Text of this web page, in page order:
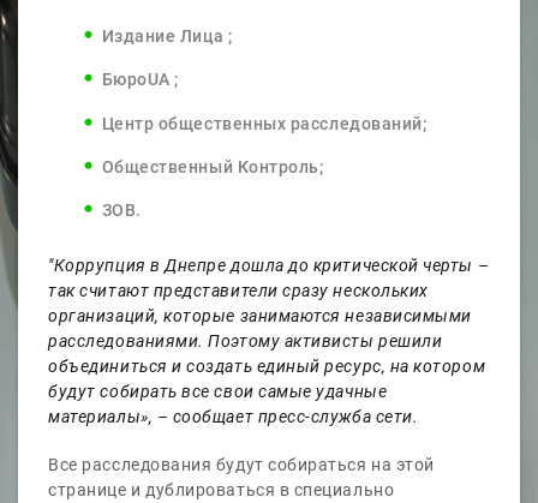
Издание Лица ;
БюроUA ;
Центр общественных расследований;
Общественный Контроль;
ЗОВ.
"Коррупция в Днепре дошла до критической черты –
так считают представители сразу нескольких
организаций, которые занимаются независимыми
расследованиями. Поэтому активисты решили
объединиться и создать единый ресурс, на котором
будут собирать все свои самые удачные
материалы», – сообщает пресс-служба сети.
Все расследования будут собираться на этой
странице и дублироваться в специально